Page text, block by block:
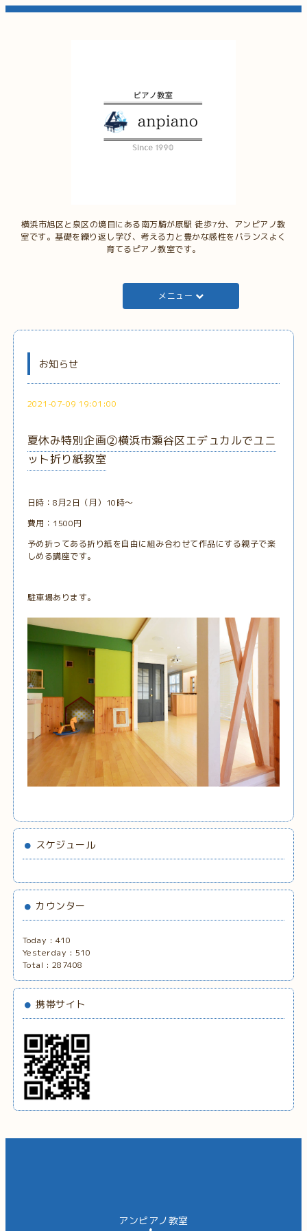
横浜市旭区と泉区の境目にある南万騎が原駅 徒歩7分、アンピアノ教
室です。基礎を繰り返し学び、考える力と豊かな感性をバランスよく
育てるピアノ教室です。
メニュー
お知らせ
2021-07-09 19:01:00
夏休み特別企画➁横浜市瀬谷区エデュカルでユニ
ット折り紙教室
日時：8月2日（月）10時～
費用：1500円
予め折ってある折り紙を自由に組み合わせて作品にする親子で楽
しめる講座です。
駐車場あります。
スケジュール
カウンター
Today : 410
Yesterday : 510
Total : 287408
携帯サイト
アンピアノ教室